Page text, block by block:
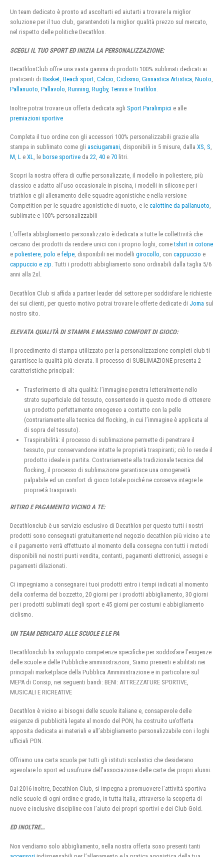
Un team dedicato è pronto ad ascoltarti ed aiutarti a trovare la miglior
soluzione per il tuo club, garantendoti la miglior qualità prezzo sul mercato,
nel rispetto delle politiche Decathlon.
SCEGLI IL TUO SPORT ED INIZIA LA PERSONALIZZAZIONE:
DecathlonClub offre una vasta gamma di prodotti 100% sublimati dedicati ai
praticanti di Basket, Beach sport, Calcio, Ciclismo, Ginnastica Artistica, Nuoto,
Pallanuoto, Pallavolo, Running, Rugby, Tennis e Triathlon.
Inoltre potrai trovare un offerta dedicata agli Sport Paralimpici e alle
premiazioni sportive
Completa il tuo ordine con gli accessori 100% personalizzabili grazie alla
stampa in sublimato come gli asciugamani , disponibili in 5 misure, dalla XS S
M L e XL , le borse sportive da 22 40 e 70 litri.
Scopri la nostra offera di cuffie personalizzate, il modello in poliestere, più
classico e adatto all’uso occasionale in piscina, i modelli in silicone per i
triathlon e gli allenamento delle squadre agonistiche e nella versione
Competition per le squadre agonistiche di nuoto, e le calottine da pallanuoto,
sublimate e 100% personalizzabili
L’offerta abbigliamento personalizzato è dedicata a tutte le collettività che
cercano dei prodotti da rendere unici con i proprio loghi, cometshirt in cotone
e poliestere, polo e felpe, disponibili nei modelli girocollo, con cappuccio e
cappuccio e zip. Tutti i prodotti abbigliamento sono ordinabili dalla taglia 5/6
anni alla 2xl.
Decathlon Club si affida a partner leader del settore per soddisfare le richieste
dei sui clienti, per questo motivo potrai trovare le offerte dedicate di Joma sul
nostro sito.
ELEVATA QUALITÀ DI STAMPA E MASSIMO COMFORT DI GIOCO:
Il procedimento di stampa utilizzato per la personalizzazione completi club ti
garantisce la qualità più elevata. Il processo di SUBLIMAZIONE presenta 2
caratteristiche principali:
Trasferimento di alta qualità: l’immagine penetra letteralmente nello
strato superficiale del tessuto, consentendo in questo modo di ottenere
un prodotto perfettamente omogeneo a contatto con la pelle
(contrariamente alla tecnica del flocking, in cui l’immagine è applicata al
di sopra del tessuto).
Traspirabilità: il processo di sublimazione permette di penetrare il
tessuto, pur conservandone intatte le proprietà traspiranti; ciò lo rende il
prodotto ideale in partita. Contrariamente alla tradizionale tecnica del
flocking, il processo di sublimazione garantisce una omogeneità
palpabile ed un comfort di gioco totale poiché ne conserva integre le
proprietà traspiranti.
RITIRO E PAGAMENTO VICINO A TE:
Decathlonclub è un servizio esclusivo di Decathlon per questo tutti i nostri
prodotti sono consegnati gratuitamente nel negozio decathlon più vicino a te
e il pagamento verrà effettuato al momento della consegna con tutti i metodi
disponibili nei nostri punti vendita, contanti, pagamenti elettronici, assegni e
pagamenti dilazionati.
Ci impegniamo a consegnare i tuoi prodotti entro i tempi indicati al momento
della conferma del bozzetto, 20 giorni per i prodotti abbigliamento, 30 giorni
per i prodotti sublimati degli sport e 45 giorni per costumi e abbigliamento
ciclismo.
UN TEAM DEDICATO ALLE SCUOLE E LE PA
Decathlonclub ha sviluppato competenze specifiche per soddisfare l’esigenze
delle scuole e delle Pubbliche amministrazioni, Siamo presenti e abilitati nei
principali marketplace della Pubblica Amministrazione e in particolare sul
MEPA di Consip, nei seguenti bandi: BENI: ATTREZZATURE SPORTIVE,
MUSICALI E RICREATIVE
Decathlon è vicino ai bisogni delle scuole italiane e, consapevole delle
esigenze di pubblicità legate al mondo del PON, ha costruito un’offerta
apposita dedicata ai materiali e all’abbigliamento personalizzabile con i loghi
ufficiali PON.
Offriamo una carta scuola per tutti gli istituti scolastici che desiderano
agevolare lo sport ed usufruire dell’associazione delle carte dei propri alunni.
Dal 2016 inoltre, Decathlon Club, si impegna a promuovere l’attività sportiva
nelle scuole di ogni ordine e grado, in tutta Italia, attraverso la scoperta di
nuove e inclusive discipline con l’aiuto dei propri sportivi e dei Club Gold.
ED INOLTRE…
Non vendiamo solo abbigliamento, nella nostra offerta sono presenti tanti